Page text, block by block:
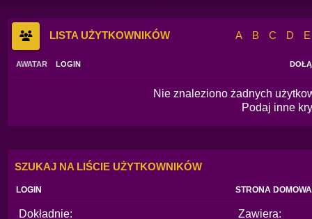
A B C D E
LISTA UŻYTKOWNIKÓW
AWATAR LOGIN
Nie znaleziono żadnych
Podaj inne
SZUKAJ NA LIŚCIE UŻYTKOWNIKÓW
LOGIN STRONA DOMOWA
Dokładnie:
Zawiera: